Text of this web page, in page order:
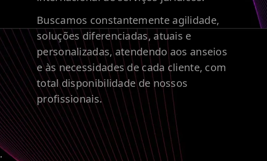
.
Buscamos constantemente agilidade,
soluções diferenciadas, atuais e
personalizadas, atendendo aos anseios
e às necessidades de cada cliente, com
total disponibilidade de nossos
profissionais.